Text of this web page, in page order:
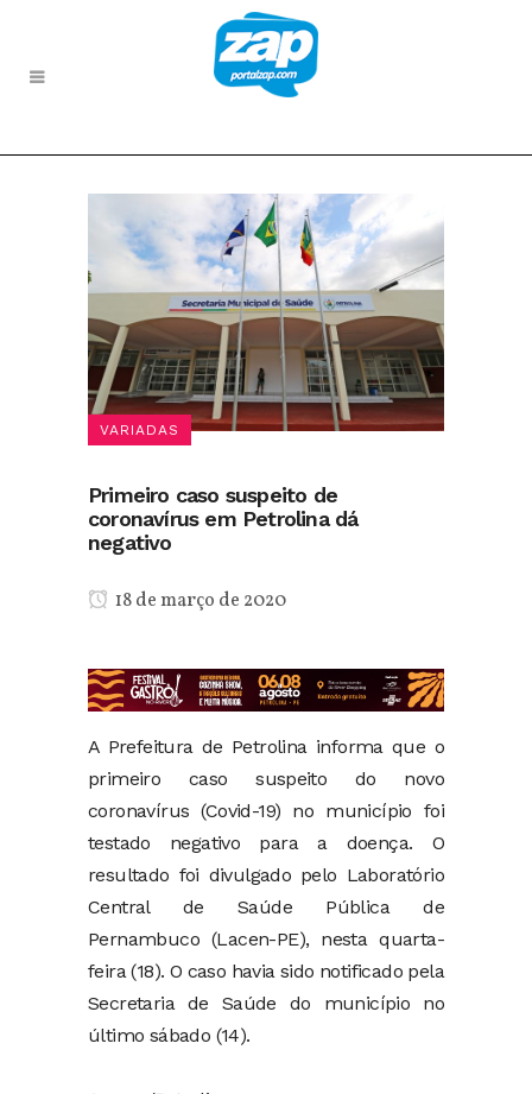
VARIADAS
Primeiro caso suspeito de
coronavírus em Petrolina dá
negativo
18 de março de 2020
A Prefeitura de Petrolina informa que o
primeiro caso suspeito do novo
coronavírus (Covid-19) no município foi
testado negativo para a doença. O
resultado foi divulgado pelo Laboratório
Central de Saúde Pública de
Pernambuco (Lacen-PE), nesta quarta-
feira (18). O caso havia sido notificado pela
Secretaria de Saúde do município no
último sábado (14).